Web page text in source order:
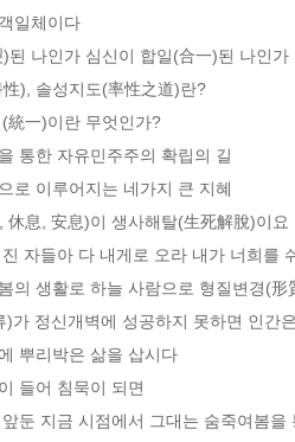
일체이다
)된 나인가 심신이 합일(合一)된 나인
), 솔성지도(率性之道)란?
統一)이란 무엇인가?
통한 자유민주주의 확립의 길
로 이루어지는 네가지 큰 지혜
休息, 安息)이 생사해탈(生死解脫)이
진 자들아 다 내게로 오라 내가 너희
의 생활로 하늘 사람으로 형질변경(
)가 정신개벽에 성공하지 못하면 인간
뿌리박은 삶을 삽시다
들어 침묵이 되면
둔 지금 시점에서 그대는 숨죽여봄